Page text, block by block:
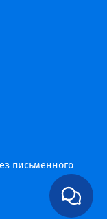
письменного